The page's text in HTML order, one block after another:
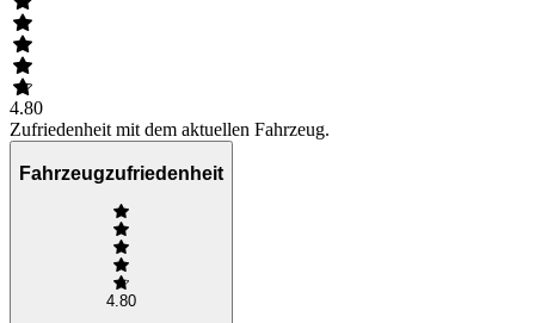
4.80
Zufriedenheit mit dem aktuellen Fahrzeug.
Fahrzeugzufriedenheit
4.80